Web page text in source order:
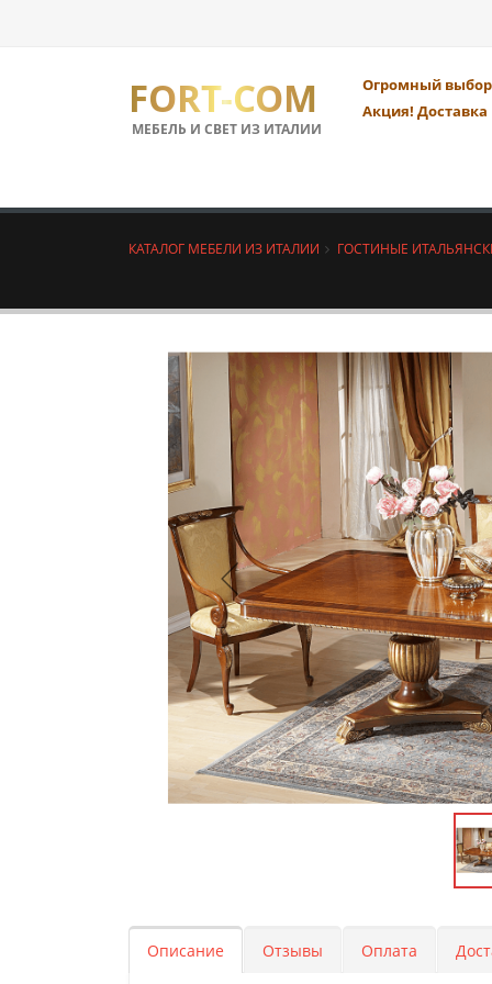
FORT-COM
МЕБЕЛЬ И СВЕТ ИЗ ИТАЛИИ
Огромный выбор
Акция! Доставка
КАТАЛОГ МЕБЕЛИ ИЗ ИТАЛИИ ГОСТИНЫЕ
Описание Отзывы Оплата